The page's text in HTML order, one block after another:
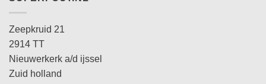
Zeepkruid 21
2914 TT
Nieuwerkerk a/d ijssel
Zuid holland